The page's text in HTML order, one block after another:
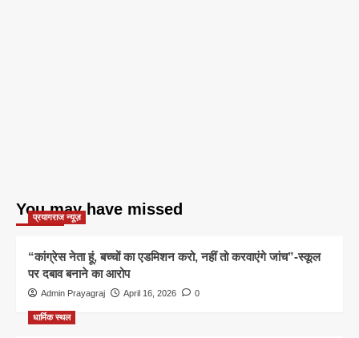
You may have missed
प्रयागराज न्यूज़
“कांग्रेस नेता हूं, बच्चों का एडमिशन करो, नहीं तो करवाएंगे जांच”-स्कूल
पर दबाव बनाने का आरोप
Admin Prayagraj April 16, 2026 0
धार्मिक स्थल